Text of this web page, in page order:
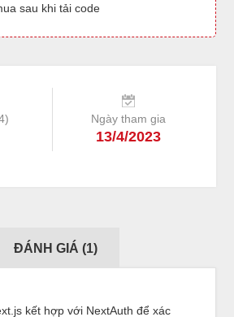
sau khi tải code
) Ngày tham gia
13/4/2023
ĐÁNH GIÁ (1)
kết hợp với NextAuth để xác